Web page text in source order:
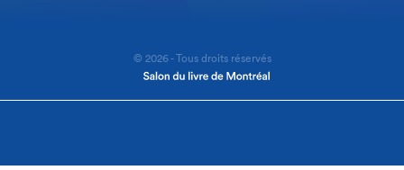
© 2026 - Tous droits réservés